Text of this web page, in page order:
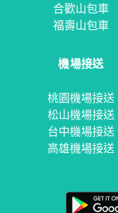
合歡山包車
福壽山包車
機場接送
桃園機場接送
松山機場接送
台中機場接送
高雄機場接送